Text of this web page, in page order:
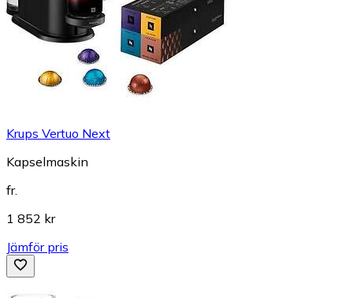
Krups Vertuo Next
Kapselmaskin
fr.
1 852 kr
Jämför pris